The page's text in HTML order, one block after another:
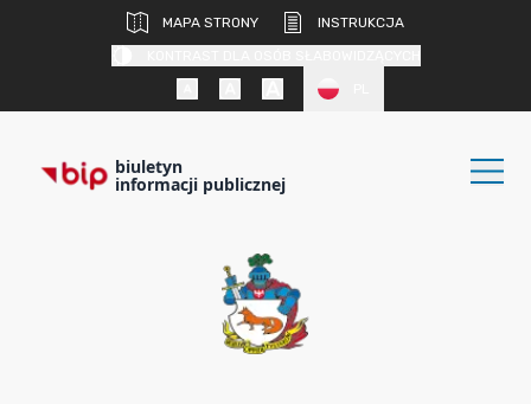
MAPA STRONY
INSTRUKCJA
biuletyn
informacji publicznej